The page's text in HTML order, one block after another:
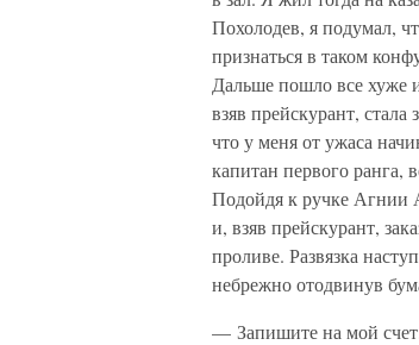
Похолодев, я подумал,
признаться в таком
Дальше пошло все хуже
взяв прейскурант,
что у меня от ужаса
капитан первого
Подойдя к ручке Агнии
и, взяв прейскурант,
проливе. Развязка
небрежно отодвинув
— Запишите на мой